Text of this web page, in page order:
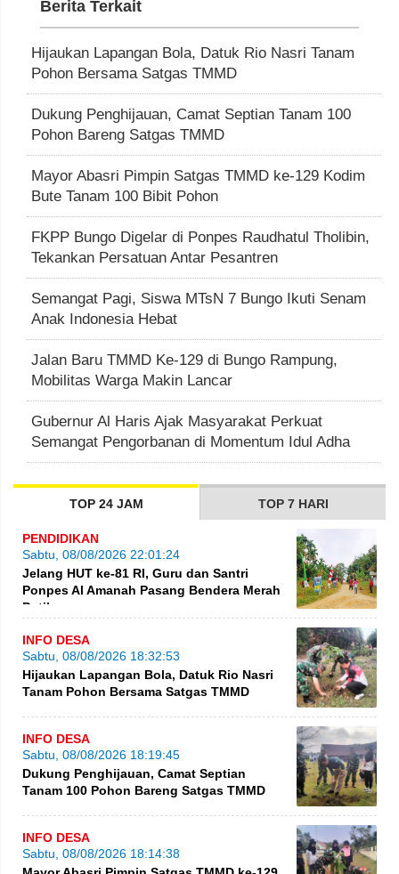
Berita Terkait
Hijaukan Lapangan Bola, Datuk Rio Nasri Tanam
Pohon Bersama Satgas TMMD
Dukung Penghijauan, Camat Septian Tanam 100
Pohon Bareng Satgas TMMD
Mayor Abasri Pimpin Satgas TMMD ke-129 Kodim
Bute Tanam 100 Bibit Pohon
FKPP Bungo Digelar di Ponpes Raudhatul Tholibin,
Tekankan Persatuan Antar Pesantren
Semangat Pagi, Siswa MTsN 7 Bungo Ikuti Senam
Anak Indonesia Hebat
Jalan Baru TMMD Ke-129 di Bungo Rampung,
Mobilitas Warga Makin Lancar
Gubernur Al Haris Ajak Masyarakat Perkuat
Semangat Pengorbanan di Momentum Idul Adha
TOP 24 JAM TOP 7 HARI
PENDIDIKAN
Sabtu, 08/08/2026 22:01:24
Jelang HUT ke-81 RI, Guru dan Santri
Ponpes Al Amanah Pasang Bendera Merah
Putih
INFO DESA
Sabtu, 08/08/2026 18:32:53
Hijaukan Lapangan Bola, Datuk Rio Nasri
Tanam Pohon Bersama Satgas TMMD
INFO DESA
Sabtu, 08/08/2026 18:19:45
Dukung Penghijauan, Camat Septian
Tanam 100 Pohon Bareng Satgas TMMD
INFO DESA
Sabtu, 08/08/2026 18:14:38